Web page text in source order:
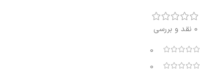
0 نقد و بررسی
0
0